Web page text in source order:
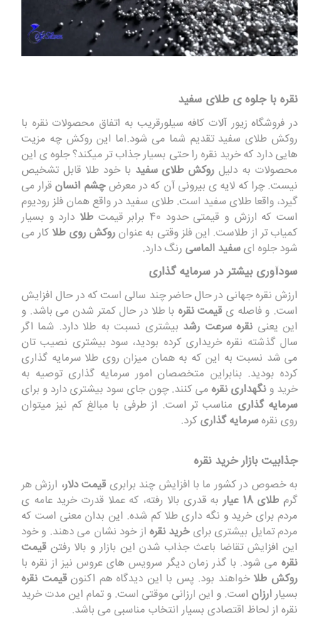
نقره با جلوه ی طلای سفید
در فروشگاه زیور آلات کافه سیلورقریب به اتفاق محصولات نقره با
روکش طلای سفید تقدیم شما می شود.اما این روکش چه مزیت
هایی دارد که خرید نقره را حتی بسیار جذاب تر میکند؟ جلوه ی این
محصولات به دلیل روکش طلای سفید با خود طلا قابل تشخیص
نیست. چرا که لایه ی بیرونی آن که در معرضچشم انسانقرار می
گیرد، واقعا طلای سفید است. طلای سفید در واقع همان فلز رودیوم
است که ارزش و قیمتی حدود 40 برابر قیمت
طلا دارد و بسیار
کمیاب تر از طلاست. این فلز وقتی به عنوانروکش روی طلاکار می
شود جلوه ایسفید الماسی رنگ دارد.
سودآوری بیشتر در سرمایه گذاری
ارزش نقره جهانی در حال حاضر چند سالی است که در حال افزایش
است. و فاصله ی قیمت نقره با طلا در حال کمتر شدن می باشد. و
این یعنی نقره سرعت رشد بیشتری نسبت به طلا دارد. شما اگر
سال گذشته نقره خریداری کرده بودید، سود بیشتری نصیب تان
می شد نسبت به این که به همان میزان روی طلا سرمایه گذاری
کرده بودید. بنابراین متخصصان امور سرمایه گذاری توصیه به
خرید ونگهداری نقره می کنند. چون جای سود بیشتری دارد و برای
سرمایه گذاری مناسب تر است. از طرفی با مبالغ کم نیز میتوان
روی نقرهسرمایه گذاریکرد.
جذابیت بازار خرید نقره
به خصوص در کشور ما با افزایش چند برابری قیمت دلار، ارزش هر
گرم طلای 18 عیار
به قدری بالا رفته، که عملا قدرت خرید عامه ی
مردم برای خرید و نگه داری طلا کم شده. این بدان معنی است که
مردم تمایل بیشتری برایخرید نقره از خود نشان می دهند. و خود
این افزایش تقاضا باعث جذاب شدن این بازار و بالا رفتن قیمت
نقره می شود. با گذر زمان دیگر سرویس های عروس نیز از نقره با
روکش طلاخواهند بود. پس با این دیدگاه هم اکنونقیمت نقره
بسیارارزان است. و این ارزانی موقتی است. و تمام این مدت خرید
نقره از لحاظ اقتصادی بسیار انتخاب مناسبی می باشد.